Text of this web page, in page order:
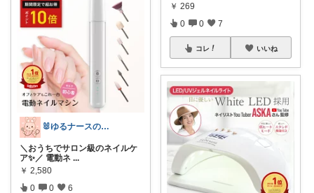
🐰ゆるナースの愛用品ROOM🐰
＼おうちでサロン級のネイルケ
ア✨／ 電動ネ ...
￥ 2,580
0 0 6
￥ 269
0 0 7
コレ いいね